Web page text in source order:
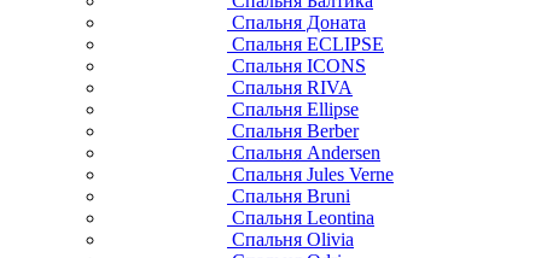
Спальня Доната
Спальня ECLIPSE
Спальня ICONS
Спальня RIVA
Спальня Ellipse
Спальня Berber
Спальня Andersen
Спальня Jules Verne
Спальня Bruni
Спальня Leontina
Спальня Olivia